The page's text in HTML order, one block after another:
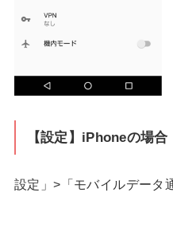
【設定】iPhoneの場合
設定」>「モバイルデータ